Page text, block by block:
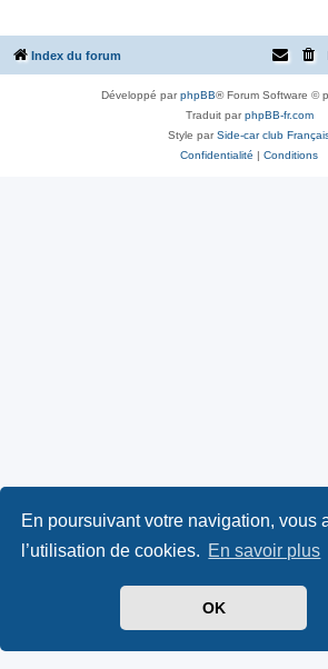
En poursuivant votre navigation, vous
l’utilisation de cookies. En savoir plus
OK
Index du forum
Développé parphpBB® Forum Software ©
Traduit parphpBB-fr.com
Style parSide-car club
Confidentialité | Conditions